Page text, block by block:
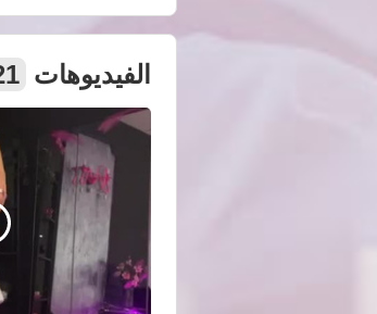
الفيديوهات